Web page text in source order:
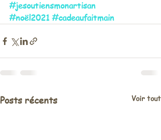
#jesoutiensmonartisan
#noël2021 #cadeaufaitmain
Posts récents Voir tout